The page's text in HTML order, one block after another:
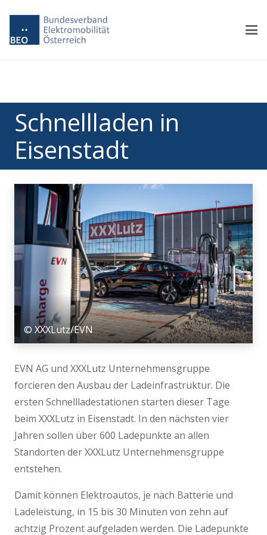
Schnellladen in
Eisenstadt
© XXXLutz/EVN
EVN AG und XXXLutz Unternehmensgruppe
forcieren den Ausbau der Ladeinfrastruktur. Die
ersten Schnellladestationen starten dieser Tage
beim XXXLutz in Eisenstadt. In den nächsten vier
Jahren sollen über 600 Ladepunkte an allen
Standorten der XXXLutz Unternehmensgruppe
entstehen.
Damit können Elektroautos, je nach Batterie und
Ladeleistung, in 15 bis 30 Minuten von zehn auf
achtzig Prozent aufgeladen werden. Die Ladepunkte